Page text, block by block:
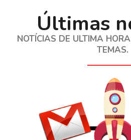
Últimas
NOTÍCIAS DE ULTIMA
TEMAS.